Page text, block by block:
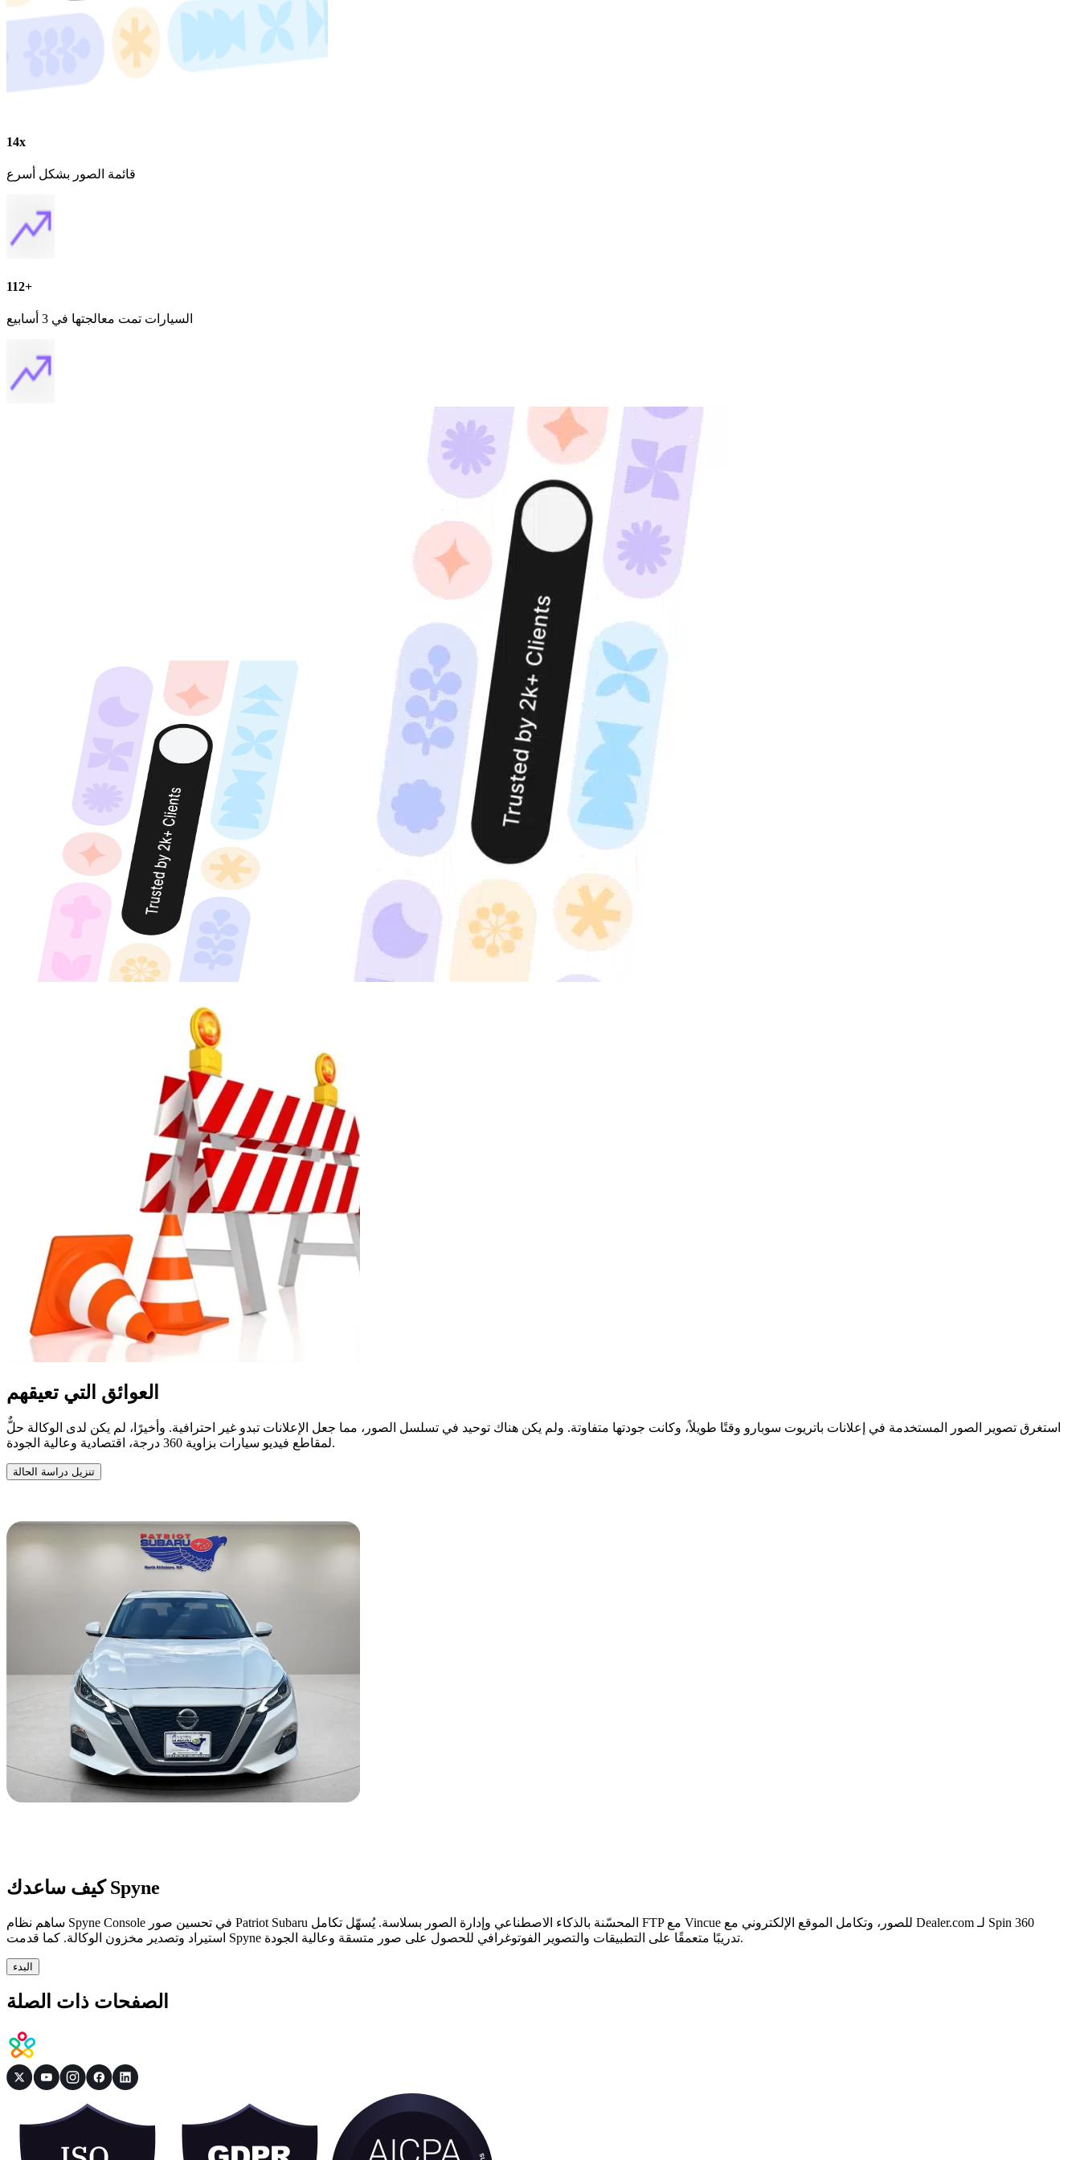
14x
قائمة الصور بشكل أسرع
112+
السيارات تمت معالجتها في 3 أسابيع
العوائق التي تعيقهم
استغرق تصوير الصور المستخدمة في إعلانات باتريوت سوبارو وقتًا طويلاً، وكانت جودتها متفاوتة. ولم يكن هناك توحيد في تسلسل الصور، مما جعل الإعلانات تبدو غير احترافية. وأخيرًا، لم يكن لدى الوكالة حلٌّ
لمقاطع فيديو سيارات بزاوية 360 درجة، اقتصادية وعالية الجودة.
تنزيل دراسة الحالة
كيف ساعدك Spyne
ساهم نظام Spyne Console في تحسين صور Patriot Subaru المحسّنة بالذكاء الاصطناعي وإدارة الصور بسلاسة. يُسهّل تكامل FTP مع Vincue للصور، وتكامل الموقع الإلكتروني مع Dealer.com لـ Spin 360
استيراد وتصدير مخزون الوكالة. كما قدمت Spyne تدريبًا متعمقًا على التطبيقات والتصوير الفوتوغرافي للحصول على صور متسقة وعالية الجودة.
البدء
الصفحات ذات الصلة